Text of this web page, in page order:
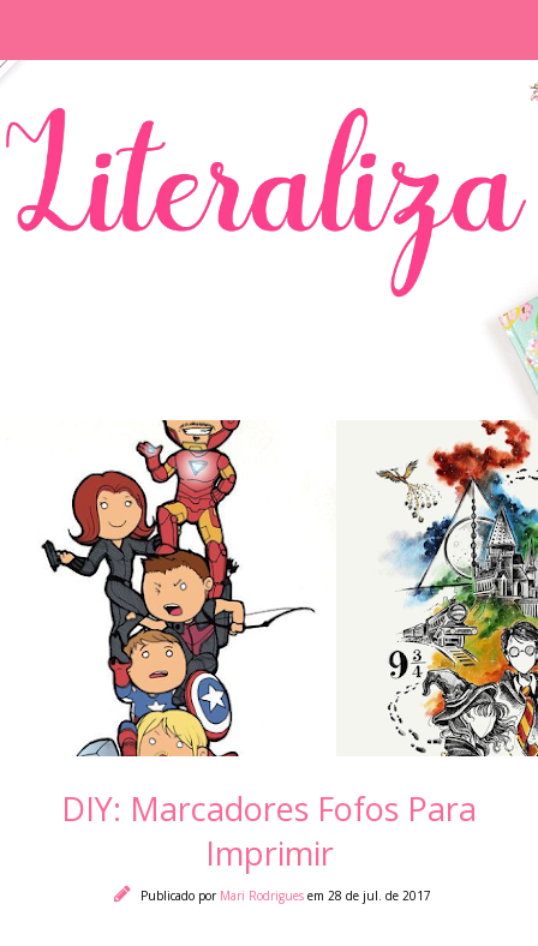
DIY: Marcadores Fofos Para
Imprimir
Publicado por Mari Rodrigues em 28 de jul. de 2017